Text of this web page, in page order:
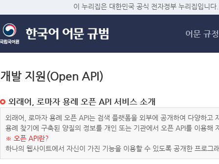
메
이 누리집은 대한민국 공식 전자정부 누리집입니다.
어문 규정
개발 지원(Open API)
외래어, 로마자 용례 오픈 API 서비스 소개
외래어, 로마자 용례 오픈 API는 검색 플랫폼을 외부에 공개하여 다양하
용례 찾기에 구축된 양질의 정보를 개인 또는 기관에서 오픈 API를 이용해
※ 오픈 API란?
하나의 웹사이트에서 자신이 가진 기능을 이용할 수 있도록 공개한 프로그